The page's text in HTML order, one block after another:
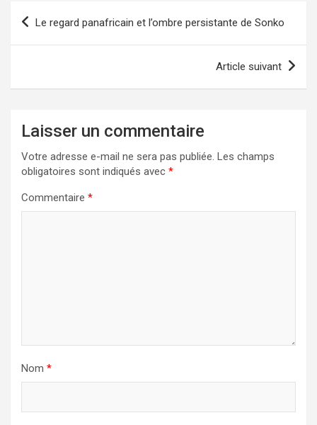
Navigation
de
Le regard panafricain et l’ombre persistante de Sonko
Article suivant
Laisser un commentaire
Votre adresse e-mail ne sera pas publiée. Les champs
obligatoires sont indiqués avec *
Commentaire *
Nom *